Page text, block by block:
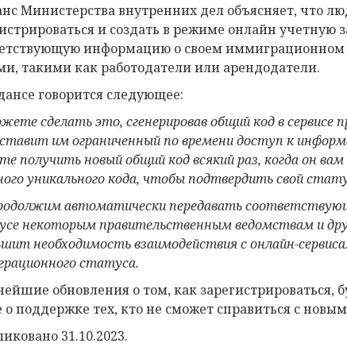
Министерства внутренних дел объясняет, что
и создать в режиме онлайн учетную
информацию о своем иммиграционном
такими как работодатели или арендодатели.
говорится следующее:
сделать это, сгенерировав общий код в
им ограниченный по времени доступ к
получить новый общий код всякий раз, когда он
уникального кода, чтобы подтвердить свой
автоматически передавать
некоторым правительственным ведомствам и
необходимость взаимодействия с онлайн-
статуса.
обновления о том, как зарегистрироваться,
о поддержке тех, кто не сможет справиться с
31.10.2023.